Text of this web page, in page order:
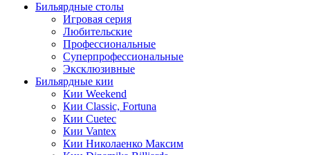
Бильярдные столы
Игровая серия
Любительские
Профессиональные
Суперпрофессиональные
Эксклюзивные
Бильярдные кии
Кии Weekend
Кии Classic, Fortuna
Кии Cuetec
Кии Vantex
Кии Николаенко Максим